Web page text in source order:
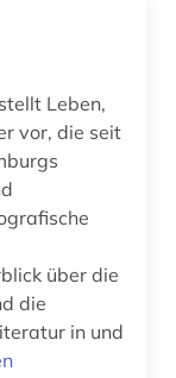
Leben,
vor, die seit
über die
die
in und